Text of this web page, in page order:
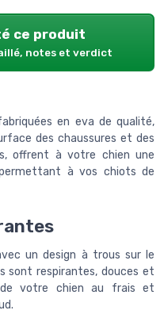
ce produit
notes et verdict
en eva de qualité,
des chaussures et des
offrent à votre chien une
à vos chiots de
un design à trous sur le
sont respirantes, douces et
votre chien au frais et